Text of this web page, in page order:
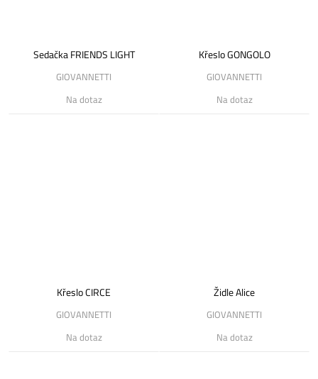
Sedačka FRIENDS LIGHT
GIOVANNETTI
Na dotaz
Křeslo GONGOLO
GIOVANNETTI
Na dotaz
Křeslo CIRCE
GIOVANNETTI
Na dotaz
Židle Alice
GIOVANNETTI
Na dotaz